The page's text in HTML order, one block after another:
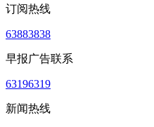
订阅热线
63883838
早报广告联系
63196319
新闻热线